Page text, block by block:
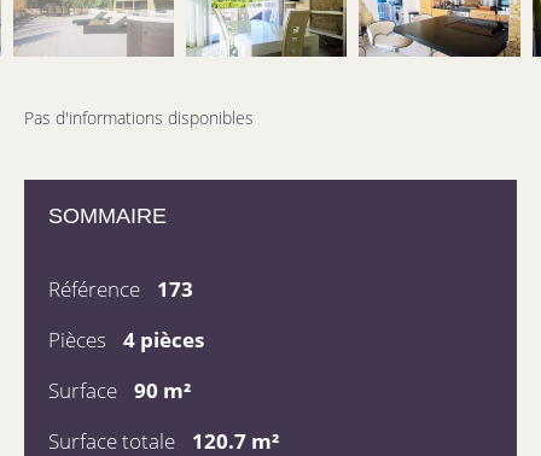
Pas d'informations disponibles
SOMMAIRE
Référence
173
Pièces
4 pièces
Surface
90 m²
Surface totale
120.7 m²